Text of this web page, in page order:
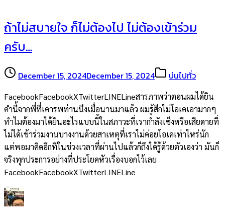
ถ้าไม่สบายใจ ก็ไม่ต้องไป ไม่ต้องเข้าร่วม
ครับ…
December 15, 2024December 15, 2024 บ่นไปทั่ว
FacebookFacebookXTwitterLINELineสารภาพว่าตอนผมได้ยิน
คำนี้จากพี่ที่เคารพท่านนึงเมื่อนานมาแล้ว ผมรู้สึกไม่โอเคเอามากๆ
ทำไมต้องมาได้ยินอะไรแบบนี้ในสภาวะที่เรากำลังเซ็งหรือเสียดายที่
ไม่ได้เข้าร่วมงานบางงานด้วยสาเหตุที่เราไม่ค่อยโอเคเท่าไหร่นัก
แต่พอมาคิดอีกทีในช่วงเวลาที่ผ่านไปแล้วก็ถึงได้รู้ด้วยตัวเองว่า มันก็
จริงทุกประการอย่างที่ประโยคหัวเรื่องบอกไว้เลย
FacebookFacebookXTwitterLINELine